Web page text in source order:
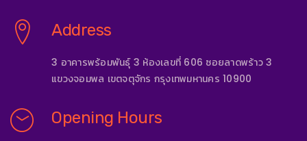
Address
3 อาคารพร้อมพันธุ์ 3 ห้องเลขที่ 606 ซอยลาดพร้าว 3
แขวงจอมพล เขตจตุจักร กรุงเทพมหานคร 10900
Opening Hours